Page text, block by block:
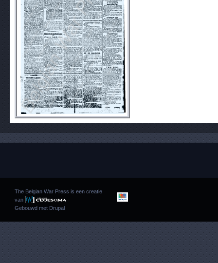
The Belgian War Press is een creatie
van
Gebouwd met Drupal